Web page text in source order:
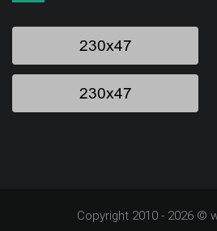
Copyright 2010 - 2026 ©